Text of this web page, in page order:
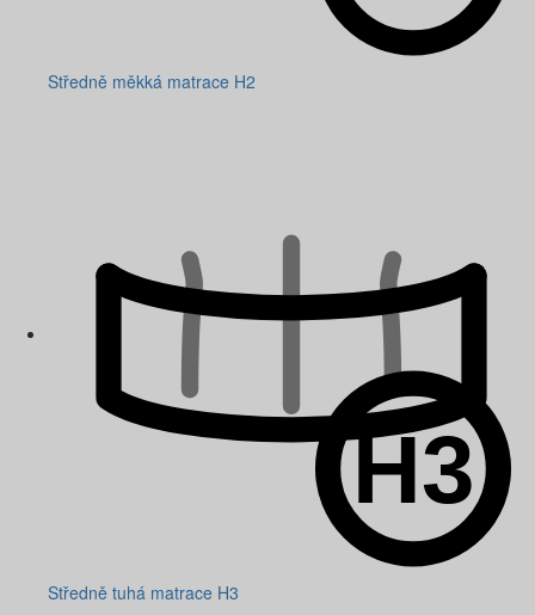
Středně měkká matrace H2
Středně tuhá matrace H3